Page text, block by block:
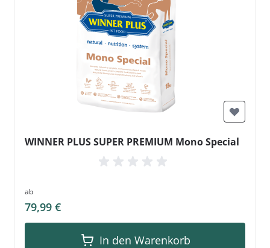
WINNER PLUS SUPER PREMIUM Mono Special
ab
79,99 €
In den Warenkorb